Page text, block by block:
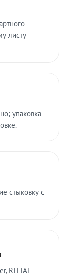
листу
упаковка
стыковку с
RITTAL